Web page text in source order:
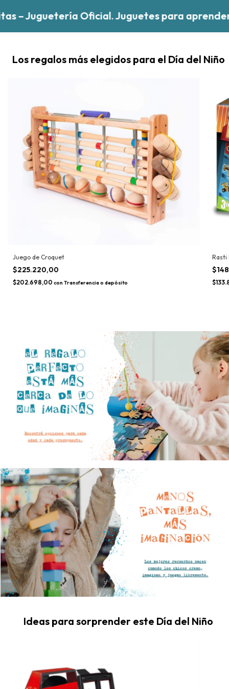
Juguetería Oficial. Juguetes para aprender,
Los regalos más elegidos para el Día del Niño
Juego de Croquet
$225.220,00
$202.698,00 con Transferencia o depósito
Rasti
Ideas para sorprender este Día del Niño